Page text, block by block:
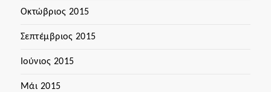
Οκτώβριος 2015
Σεπτέμβριος 2015
Ιούνιος 2015
Μάι 2015